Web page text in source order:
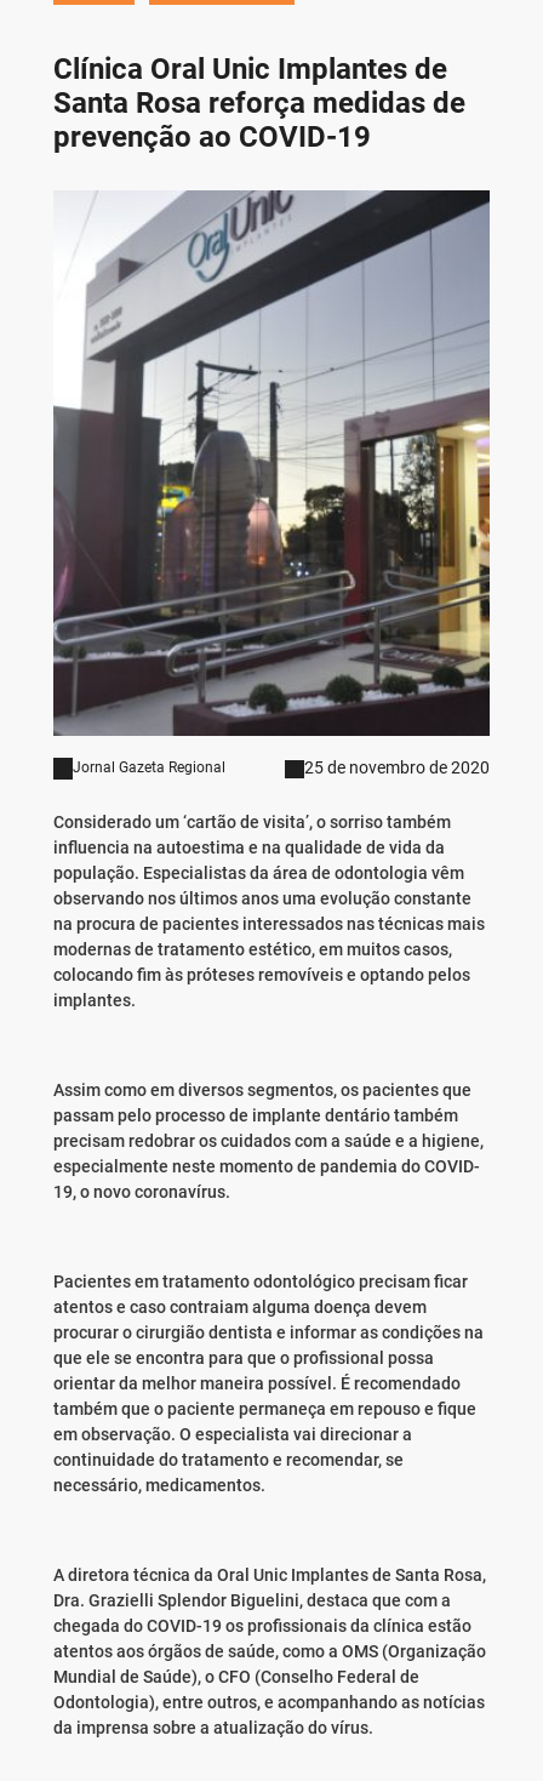
Clínica Oral Unic Implantes de
Santa Rosa reforça medidas de
prevenção ao COVID-19
Jornal Gazeta Regional 25 de novembro de 2020
Considerado um ‘cartão de visita’, o sorriso também
influencia na autoestima e na qualidade de vida da
população. Especialistas da área de odontologia vêm
observando nos últimos anos uma evolução constante
na procura de pacientes interessados nas técnicas mais
modernas de tratamento estético, em muitos casos,
colocando fim às próteses removíveis e optando pelos
implantes.
Assim como em diversos segmentos, os pacientes que
passam pelo processo de implante dentário também
precisam redobrar os cuidados com a saúde e a higiene,
especialmente neste momento de pandemia do COVID-
19, o novo coronavírus.
Pacientes em tratamento odontológico precisam ficar
atentos e caso contraiam alguma doença devem
procurar o cirurgião dentista e informar as condições na
que ele se encontra para que o profissional possa
orientar da melhor maneira possível. É recomendado
também que o paciente permaneça em repouso e fique
em observação. O especialista vai direcionar a
continuidade do tratamento e recomendar, se
necessário, medicamentos.
A diretora técnica da Oral Unic Implantes de Santa Rosa,
Dra. Grazielli Splendor Biguelini, destaca que com a
chegada do COVID-19 os profissionais da clínica estão
atentos aos órgãos de saúde, como a OMS (Organização
Mundial de Saúde), o CFO (Conselho Federal de
Odontologia), entre outros, e acompanhando as notícias
da imprensa sobre a atualização do vírus.